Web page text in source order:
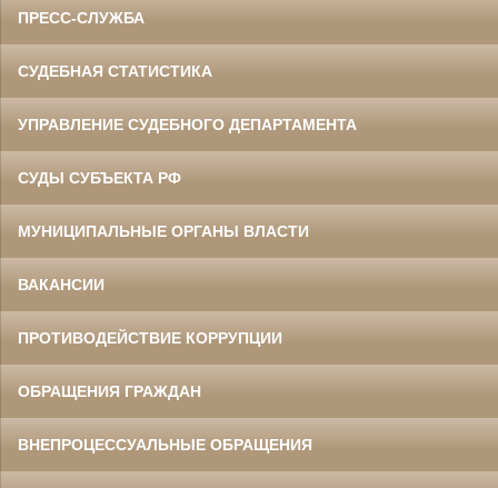
ПРЕСС-СЛУЖБА
СУДЕБНАЯ СТАТИСТИКА
УПРАВЛЕНИЕ СУДЕБНОГО ДЕПАРТАМЕНТА
СУДЫ СУБЪЕКТА РФ
МУНИЦИПАЛЬНЫЕ ОРГАНЫ ВЛАСТИ
ВАКАНСИИ
ПРОТИВОДЕЙСТВИЕ КОРРУПЦИИ
ОБРАЩЕНИЯ ГРАЖДАН
ВНЕПРОЦЕССУАЛЬНЫЕ ОБРАЩЕНИЯ